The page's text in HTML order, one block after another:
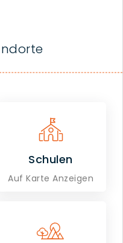
Schulen
Auf Karte Anzeigen